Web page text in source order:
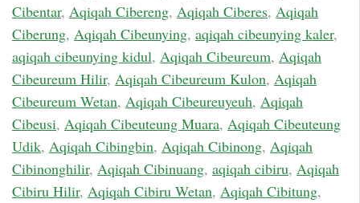
Cibentar, Aqiqah Cibereng, Aqiqah Ciberes, Aqiqah
Ciberung, Aqiqah Cibeunying, aqiqah cibeunying kaler,
aqiqah cibeunying kidul, Aqiqah Cibeureum, Aqiqah
Cibeureum Hilir, Aqiqah Cibeureum Kulon, Aqiqah
Cibeureum Wetan, Aqiqah Cibeureuyeuh, Aqiqah
Cibeusi, Aqiqah Cibeuteung Muara, Aqiqah Cibeuteung
Udik, Aqiqah Cibingbin, Aqiqah Cibinong, Aqiqah
Cibinonghilir, Aqiqah Cibinuang, aqiqah cibiru, Aqiqah
Cibiru Hilir, Aqiqah Cibiru Wetan, Aqiqah Cibitung,